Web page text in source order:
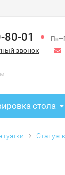
80-01
звонок
стола